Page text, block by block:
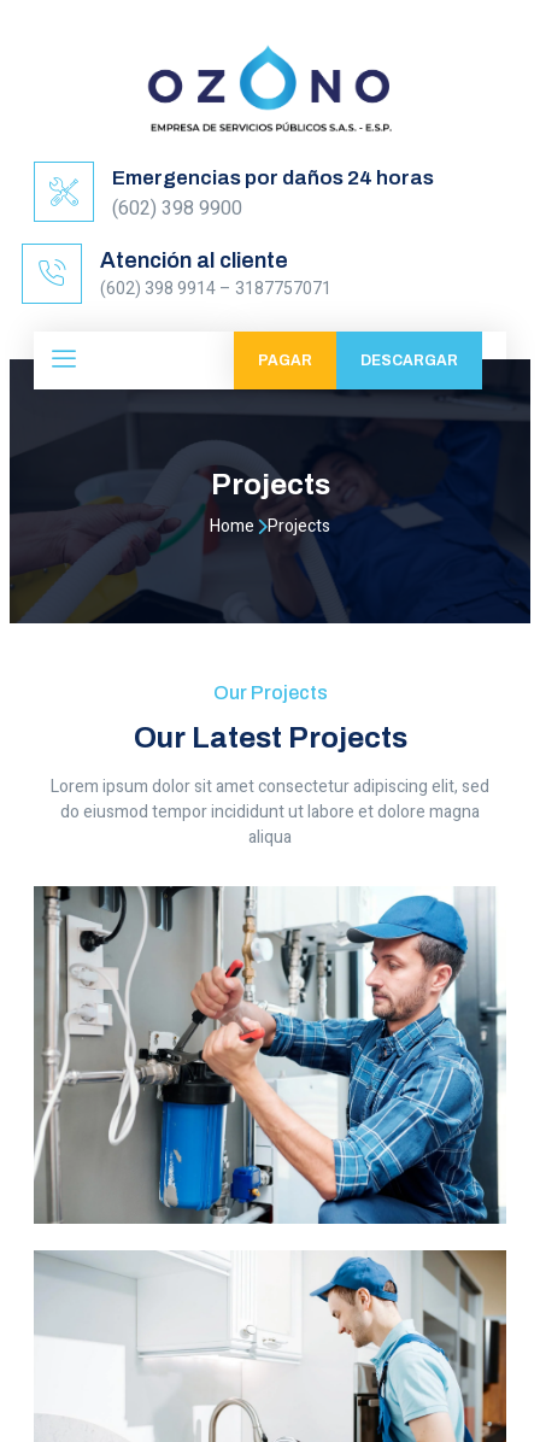
Emergencias por daños 24 horas
(602) 398 9900
Atención al cliente
(602) 398 9914 – 3187757071
PAGAR DESCARGAR
Projects
Home Projects
Our Projects
Our Latest Projects
Lorem ipsum dolor sit amet consectetur adipiscing elit, sed
do eiusmod tempor incididunt ut labore et dolore magna
aliqua